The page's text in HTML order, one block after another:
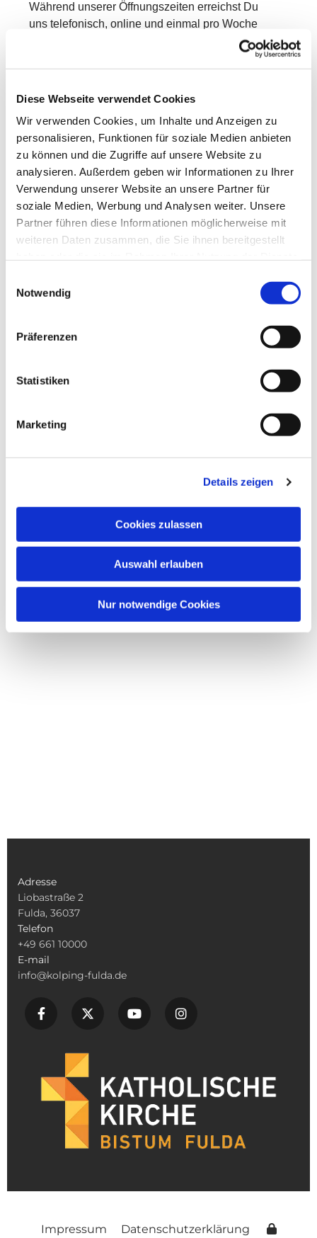
Diese Webseite verwendet Cookies
Wir verwenden Cookies, um Inhalte und Anzeigen zu
personalisieren, Funktionen für soziale Medien anbieten
zu können und die Zugriffe auf unsere Website zu
analysieren. Außerdem geben wir Informationen zu Ihrer
Verwendung unserer Website an unsere Partner für
soziale Medien, Werbung und Analysen weiter. Unsere
Partner führen diese Informationen möglicherweise mit
weiteren Daten zusammen, die Sie ihnen bereitgestellt
Notwendig
Präferenzen
Statistiken
Marketing
Details zeigen
Cookies zulassen
Auswahl erlauben
Nur notwendige Cookies
Während unserer Öffnungszeiten erreichst Du
uns telefonisch, online und einmal pro Woche
persönlich vor Ort. Für den persönlichen Kontakt
Bürgerhaus Niederklein,
Wir freuen uns auf Dich!
Adresse
Liobastraße 2
Fulda, 36037
Telefon
+49 661 10000
E-mail
info@kolping-fulda.de
Impressum Datenschutzerklärung